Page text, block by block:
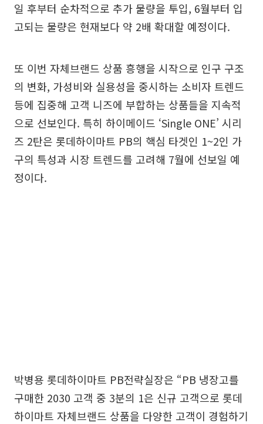
일 후부터 순차적으로 추가 물량을 투입, 6월부터 입
고되는 물량은 현재보다 약 2배 확대할 예정이다.
또 이번 자체브랜드 상품 흥행을 시작으로 인구 구조
의 변화, 가성비와 실용성을 중시하는 소비자 트렌드
등에 집중해 고객 니즈에 부합하는 상품들을 지속적
으로 선보인다. 특히 하이메이드 ‘Single ONE’ 시리
즈 2탄은 롯데하이마트 PB의 핵심 타겟인 1~2인 가
구의 특성과 시장 트렌드를 고려해 7월에 선보일 예
정이다.
박병용 롯데하이마트 PB전략실장은 “PB 냉장고를
구매한 2030 고객 중 3분의 1은 신규 고객으로 롯데
하이마트 자체브랜드 상품을 다양한 고객이 경험하기